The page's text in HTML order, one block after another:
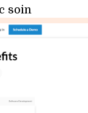
soin